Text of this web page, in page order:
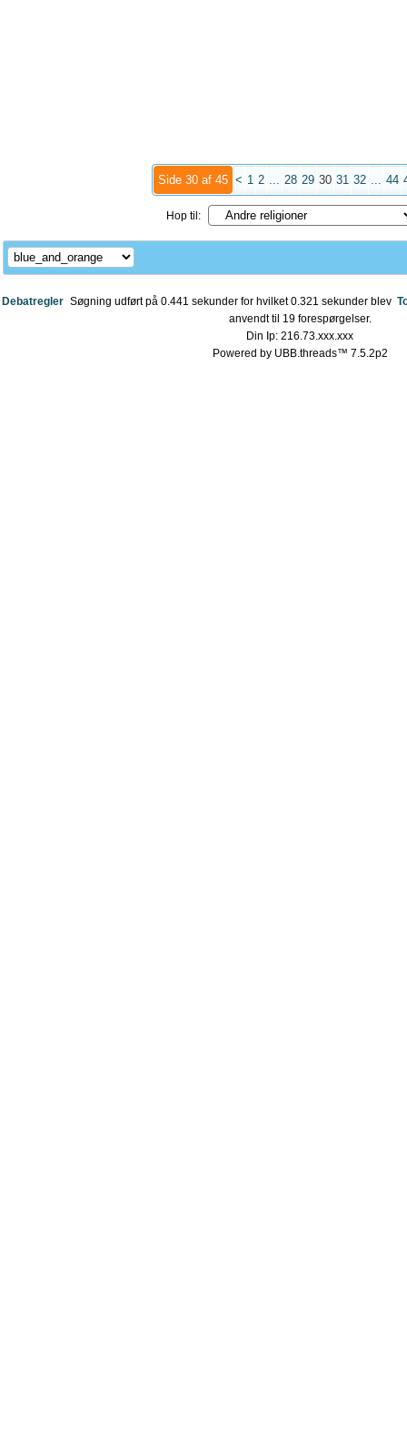
Side 30 af 45 < 1 2 ... 28 29 30 31 32 ... 44
Hop til:
Debatregler Søgning udført på 0.441 sekunder for hvilket 0.321 sekunder blev
anvendt til 19 forespørgelser.
Din Ip: 216.73.xxx.xxx
Powered by UBB.threads™ 7.5.2p2